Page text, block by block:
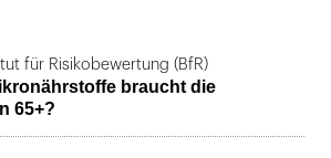
für Risikobewertung (BfR)
braucht die
65+?